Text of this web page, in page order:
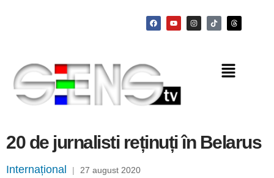
20 de jurnalisti reținuți în Belarus
Internațional | 27 august 2020